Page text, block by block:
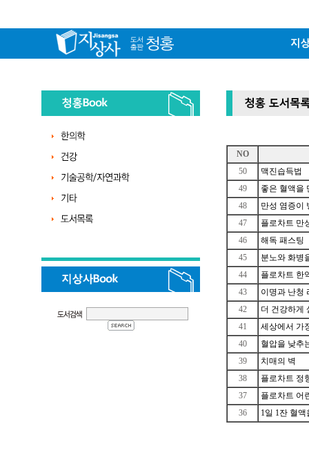
NO
50
맥진습득법
49
좋은 혈액을
48
만성 염증이
47
플로차트 만
46
해독 패스팅
45
분노와 화병
44
플로차트 한
43
이명과 난청
42
더 건강하게
41
세상에서 가
40
혈압을 낮추
39
치매의 벽
38
플로차트 정
37
플로차트 어
36
1일 1잔 혈